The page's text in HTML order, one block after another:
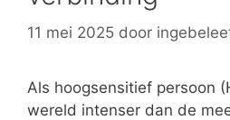
11 mei 2025 door
Als hoogsensitief persoon
wereld intenser dan de